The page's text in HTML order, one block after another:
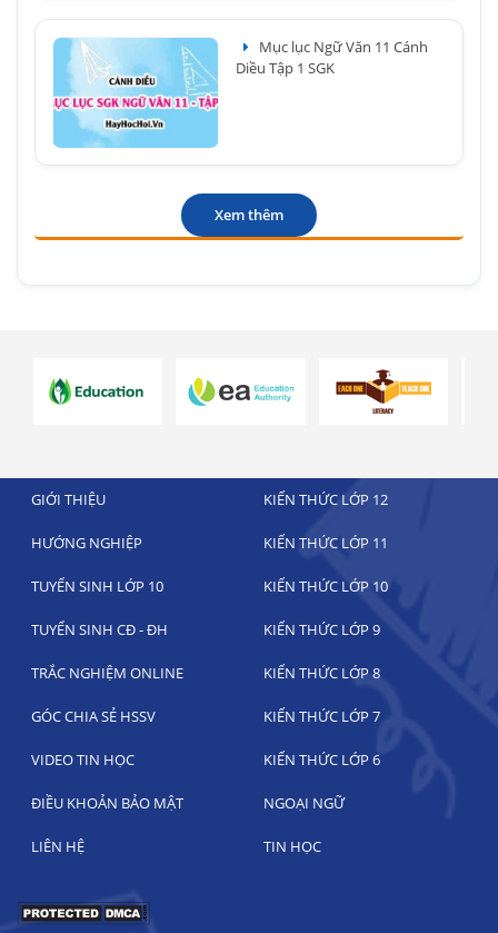
Mục lục Ngữ Văn 11 Cánh
Diều Tập 1 SGK
Xem thêm
GIỚI THIỆU KIẾN THỨC LỚP 12
HƯỚNG NGHIỆP KIẾN THỨC LỚP 11
TUYỂN SINH LỚP 10 KIẾN THỨC LỚP 10
TUYỂN SINH CĐ - ĐH KIẾN THỨC LỚP 9
TRẮC NGHIỆM ONLINE KIẾN THỨC LỚP 8
GÓC CHIA SẺ HSSV KIẾN THỨC LỚP 7
VIDEO TIN HỌC KIẾN THỨC LỚP 6
ĐIỀU KHOẢN BẢO MẬT NGOẠI NGỮ
LIÊN HỆ TIN HỌC